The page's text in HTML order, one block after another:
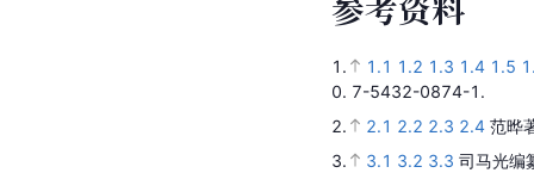
1. 1.1 1.2 1.3 1.4 1.5
0. 7-5432-0874-1.
2.
2.1 2.2 2.3 2.4 范晔
3.
3.1 3.2 3.3 司马光编